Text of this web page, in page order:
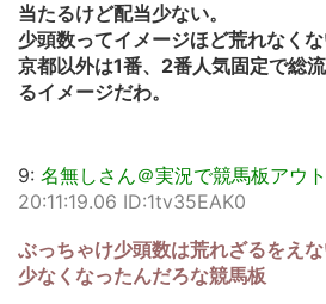
当たるけど配当少ない。
少頭数ってイメージほど荒れなくな
京都以外は1番、2番人気固定で総
るイメージだわ。
9: 名無しさん＠実況で競馬板アウト
20:11:19.06 ID:1tv35EAK0
ぶっちゃけ少頭数は荒れざるをえ
少なくなったんだろな競馬板